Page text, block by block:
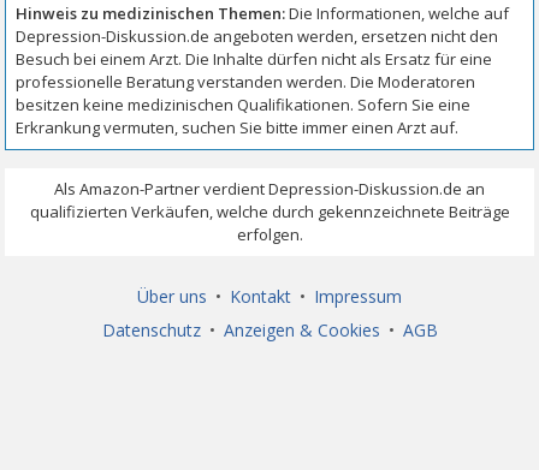
Über uns • Kontakt • Impressum
Datenschutz • Anzeigen & Cookies • AGB